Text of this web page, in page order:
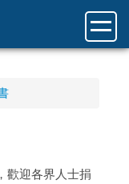
歡迎各界人士捐